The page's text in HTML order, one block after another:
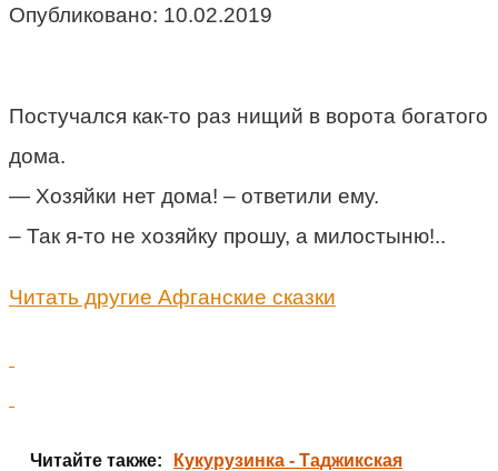
Опубликовано: 10.02.2019
Постучался как-то раз нищий в ворота богатого
дома.
— Хозяйки нет дома! – ответили ему.
– Так я-то не хозяйку прошу, а милостыню!..
Читать другие Афганские сказки
Читайте также: Кукурузинка - Таджикская